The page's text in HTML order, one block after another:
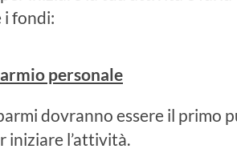
fondi:
personale
dovranno essere il primo
iniziare l’attività.